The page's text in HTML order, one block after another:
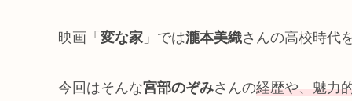
映画「 変な家 」では瀧本美織さんの高校時代
今回はそんな宮部のぞみさんの経歴や、魅力